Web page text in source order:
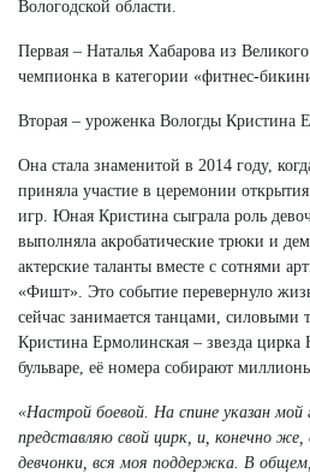
Вологодской области.
Первая – Наталья Хабарова из
чемпионка в категории «фитнес-
Вторая – уроженка Вологды Кристина
Она стала знаменитой в 2014 году,
приняла участие в церемонии
игр. Юная Кристина сыграла роль
выполняла акробатические трюки и
актерские таланты вместе с сотнями
«Фишт». Это событие перевернуло
сейчас занимается танцами,
Кристина Ермолинская – звезда
бульваре, её номера собирают
«Настрой боевой. На спине указан
представляю свой цирк, и, конечно
девчонки, вся моя поддержка. В